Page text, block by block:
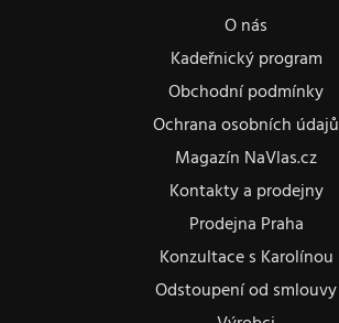
O nás
Kadeřnický program
Obchodní podmínky
Ochrana osobních údajů
Magazín NaVlas.cz
Kontakty a prodejny
Prodejna Praha
Konzultace s Karolínou
Odstoupení od smlouvy